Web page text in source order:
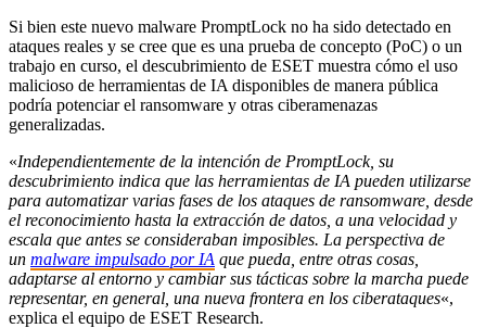
Si bien este nuevo malware PromptLock no ha sido detectado en
ataques reales y se cree que es una prueba de concepto (PoC) o un
trabajo en curso, el descubrimiento de ESET muestra cómo el uso
malicioso de herramientas de IA disponibles de manera pública
podría potenciar el ransomware y otras ciberamenazas
generalizadas.
«Independientemente de la intención de PromptLock, su
descubrimiento indica que las herramientas de IA pueden utilizarse
para automatizar varias fases de los ataques de ransomware, desde
el reconocimiento hasta la extracción de datos, a una velocidad y
escala que antes se consideraban imposibles. La perspectiva de
un malware impulsado por IA que pueda, entre otras cosas,
adaptarse al entorno y cambiar sus tácticas sobre la marcha puede
representar, en general, una nueva frontera en los ciberataques«,
explica el equipo de ESET Research.